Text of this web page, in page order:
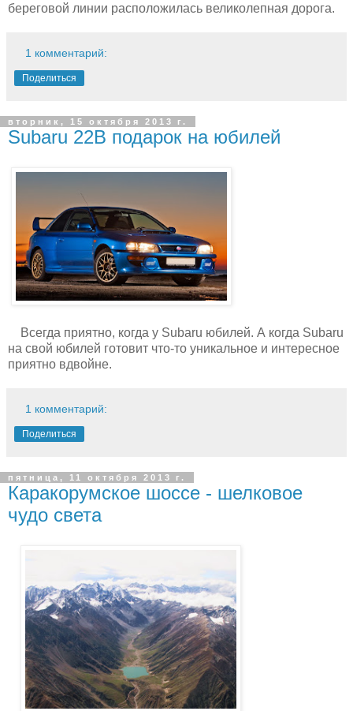
береговой линии расположилась великолепная дорога.
1 комментарий:
Поделиться
вторник, 15 октября 2013 г.
Subaru 22B подарок на юбилей
Всегда приятно, когда у Subaru юбилей. А когда Subaru
на свой юбилей готовит что-то уникальное и интересное
приятно вдвойне.
1 комментарий:
Поделиться
пятница, 11 октября 2013 г.
Каракорумское шоссе - шелковое
чудо света